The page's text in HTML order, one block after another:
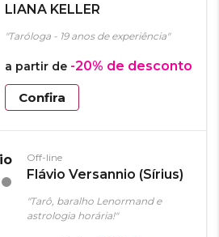
LIANA KELLER
"Taróloga - 19 anos de experiência"
a partir de -20% de desconto
Confira
Off-line
Flávio Versannio (Sírius)
"Tarô, baralho Lenormand e
astrologia horária!"